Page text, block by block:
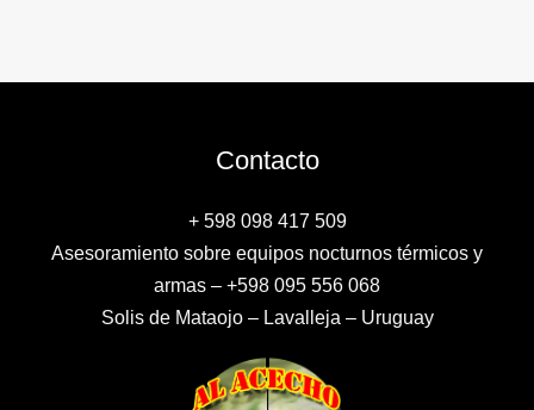
Contacto
+ 598 098 417 509
Asesoramiento sobre equipos nocturnos térmicos y
armas – +598 095 556 068
Solis de Mataojo – Lavalleja – Uruguay